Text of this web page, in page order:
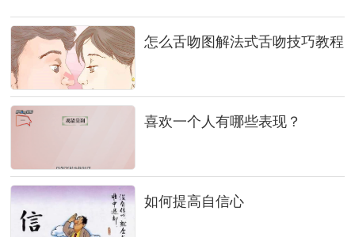
怎么舌吻图解法式舌吻技巧教程
喜欢一个人有哪些表现？
如何提高自信心